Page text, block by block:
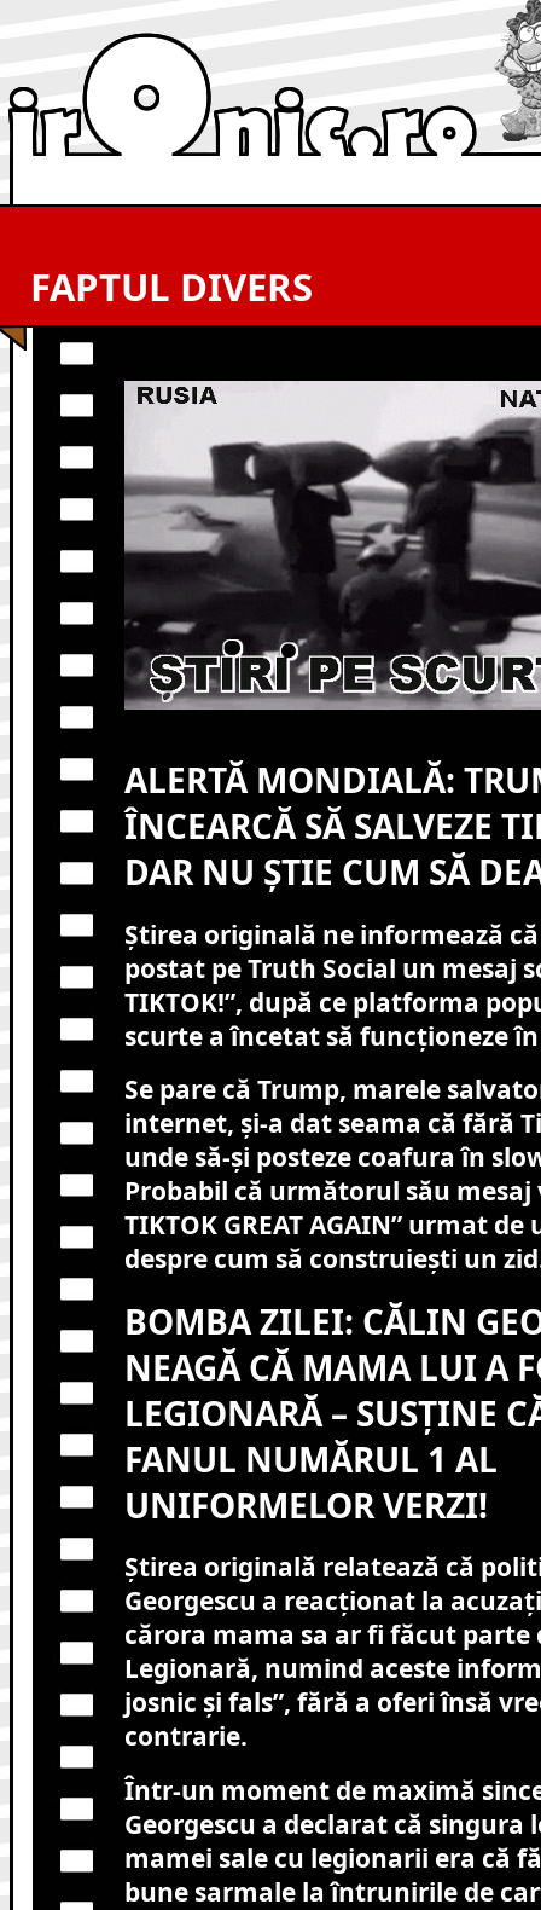
FAPTUL DIVERS
ALERTĂ MONDIALĂ:
ÎNCEARCĂ SĂ SALVEZE
DAR NU ȘTIE CUM SĂ
Știrea originală ne informează
postat pe Truth Social un mesaj
TIKTOK!”, după ce platforma
scurte a încetat să funcționeze în
Se pare că Trump, marele
internet, și-a dat seama că fără
unde să-și posteze coafura în
Probabil că următorul său mesaj
TIKTOK GREAT AGAIN” urmat
despre cum să construiești un
BOMBA ZILEI: CĂLIN
NEAGĂ CĂ MAMA LUI A
LEGIONARĂ – SUSȚINE
FANUL NUMĂRUL 1 AL
UNIFORMELOR VERZI!
Știrea originală relatează că
Georgescu a reacționat la
cărora mama sa ar fi făcut parte
Legionară, numind aceste
josnic și fals”, fără a oferi însă
contrarie.
Într-un moment de maximă
Georgescu a declarat că singura
mamei sale cu legionarii era că
bune sarmale la întrunirile de